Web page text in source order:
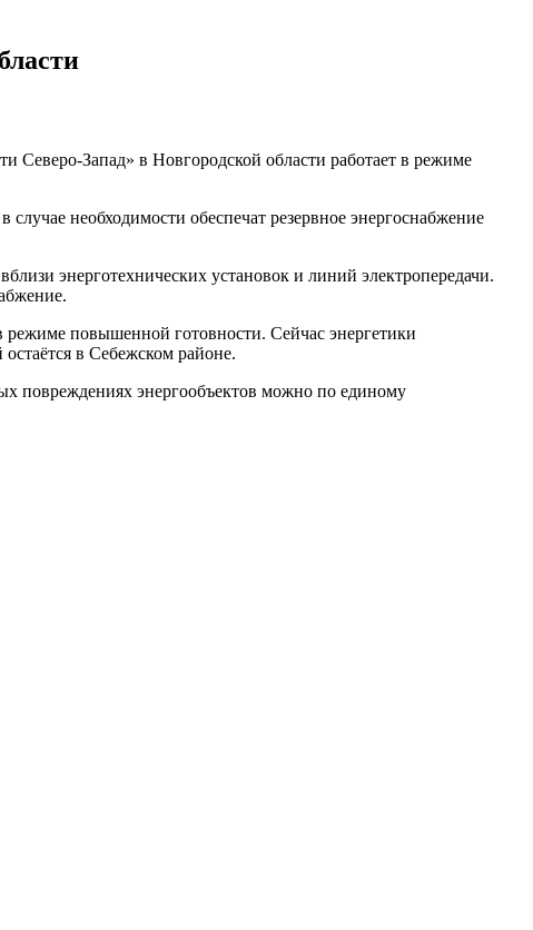
Запад» в Новгородской области работает в режиме
необходимости обеспечат резервное энергоснабжение
энерготехнических установок и линий электропередачи.
режиме повышенной готовности. Сейчас энергетики
в Себежском районе.
повреждениях энергообъектов можно по единому